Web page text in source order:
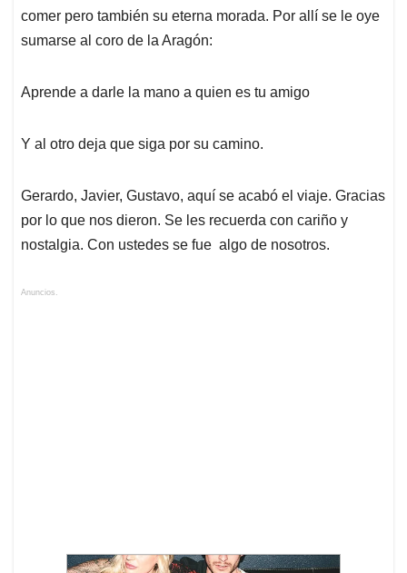
comer pero también su eterna morada. Por allí se le oye
sumarse al coro de la Aragón:
Aprende a darle la mano a quien es tu amigo
Y al otro deja que siga por su camino.
Gerardo, Javier, Gustavo, aquí se acabó el viaje. Gracias
por lo que nos dieron. Se les recuerda con cariño y
nostalgia. Con ustedes se fue algo de nosotros.
Anuncios.